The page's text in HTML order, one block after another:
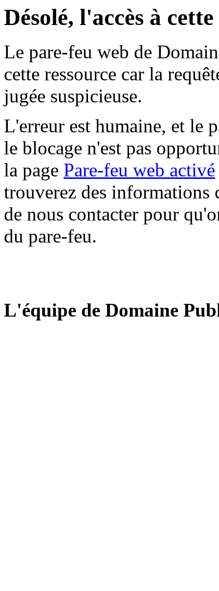
Désolé, l'accès à
Le pare-feu web de
cette ressource car la
jugée suspicieuse.
L'erreur est humaine, et le
le blocage n'est pas
la page Pare-feu web activé
trouverez des informations
de nous contacter pour
du pare-feu.
L'équipe de Domaine